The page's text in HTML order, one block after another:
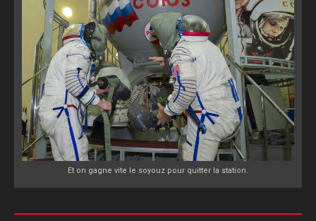
Et on gagne vite le soyouz pour quitter la station.